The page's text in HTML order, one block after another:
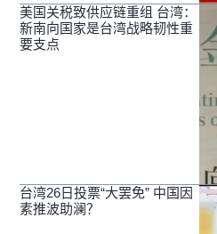
美国关税致供应链重组 台湾：
新南向国家是台湾战略韧性重
要支点
台湾26日投票“大罢免” 中国因
素推波助澜？